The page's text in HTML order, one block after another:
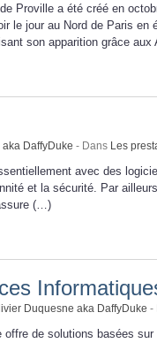
Proville a été créé en
le jour au Nord de Paris en
son apparition grâce
DaffyDuke - Dans Les
avec des
et la sécurité. Par
(…)
Duquesne aka DaffyDuke -
offre de solutions basées